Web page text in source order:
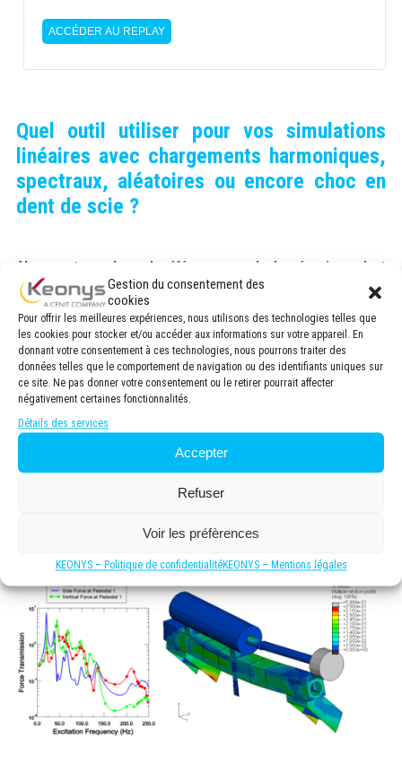
Gestion du consentement des
cookies
Pour offrir les meilleures expériences, nous utilisons des technologies telles que
les cookies pour stocker et/ou accéder aux informations sur votre appareil. En
donnant votre consentement à ces technologies, nous pourrons traiter des
données telles que le comportement de navigation ou des identifiants uniques sur
ce site. Ne pas donner votre consentement ou le retirer pourrait affecter
négativement certaines fonctionnalités.
Détails des services
Accepter
Refuser
Voir les préfèrences
KEONYS – Politique de confidentialitéKEONYS – Mentions légales
ACCÉDER AU REPLAY
Quel outil utiliser pour vos simulations
linéaires avec chargements harmoniques,
spectraux, aléatoires ou encore choc en
dent de scie ?
Abaqus est un solveur de référence en calculs mécaniques dont
la notoriété est particulièrement due aux performances dans les
analyses non linéaires mais est également un solveur très
performant dans le domaine linéaire.
Abaqus/CAE couplé au solveur Abaqus/Standard et
Abaqus/Explicit propose la solution du marché idéale pour la
modélisation numérique des analyses mécaniques.
Abaqus offre un large panel de possibilités de simulation.
Parmi cet ensemble, les analyses dynamiques linéaires
permettent de simuler efficacement le comportement d’une
structure soumise à des sollicitations dynamiques